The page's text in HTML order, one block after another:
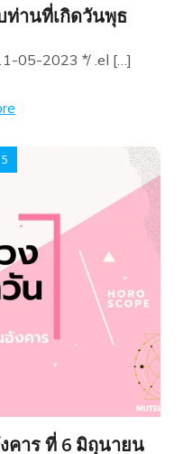
ท่านที่เกิดวันพุธ
05-2023 */ .el […]
คาร ที่ 6 มิถุนายน